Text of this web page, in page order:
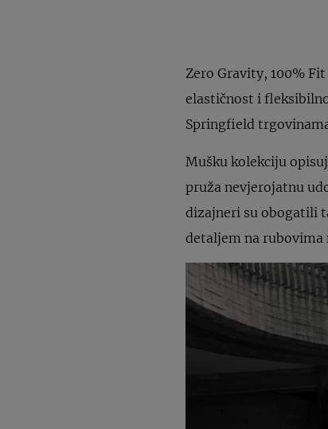
Zero Gravity, 100%
elastičnost i
Springfield
Mušku kolekciju
pruža nevjerojatnu
dizajneri su obogatili
detaljem na rubovima